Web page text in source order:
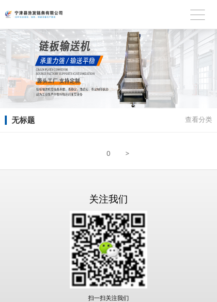
无标题 查看分类
0 >
关注我们
扫一扫关注我们